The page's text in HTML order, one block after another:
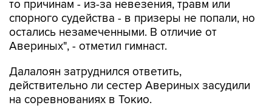
то причинам - из-за невезения, травм или
спорного судейства - в призеры не попали, но
остались незамеченными. В отличие от
Авериных", - отметил гимнаст.
Далалоян затруднился ответить,
действительно ли сестер Авериных засудили
на соревнованиях в Токио.